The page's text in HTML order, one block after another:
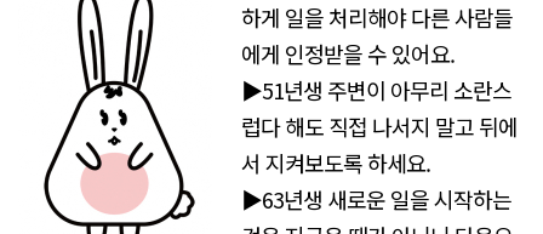
하게 일을 처리해야 다른 사람들
에게 인정받을 수 있어요.
▶51년생 주변이 아무리 소란스
럽다 해도 직접 나서지 말고 뒤에
서 지켜보도록 하세요.
▶63년생 새로운 일을 시작하는